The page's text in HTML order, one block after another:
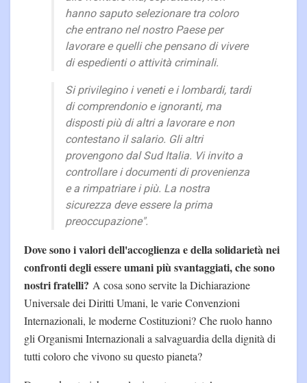
hanno saputo selezionare tra coloro
che entrano nel nostro Paese per
lavorare e quelli che pensano di vivere
di espedienti o attività criminali.
Si privilegino i veneti e i lombardi, tardi
di comprendonio e ignoranti, ma
disposti più di altri a lavorare e non
contestano il salario. Gli altri
provengono dal Sud Italia. Vi invito a
controllare i documenti di provenienza
e a rimpatriare i più. La nostra
sicurezza deve essere la prima
preoccupazione".
Dove sono i valori dell'accoglienza e della solidarietà nei
confronti degli essere umani più svantaggiati, che sono
nostri fratelli? A cosa sono servite la Dichiarazione
Universale dei Diritti Umani, le varie Convenzioni
Internazionali, le moderne Costituzioni? Che ruolo hanno
gli Organismi Internazionali a salvaguardia della dignità di
tutti coloro che vivono su questo pianeta?